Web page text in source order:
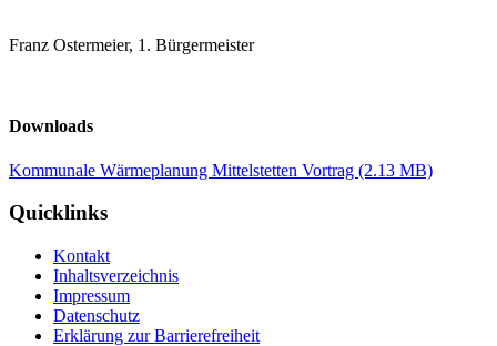
Franz Ostermeier, 1. Bürgermeister
Downloads
Kommunale Wärmeplanung Mittelstetten Vortrag (2.13 MB)
Quicklinks
Kontakt
Inhaltsverzeichnis
Impressum
Datenschutz
Erklärung zur Barrierefreiheit